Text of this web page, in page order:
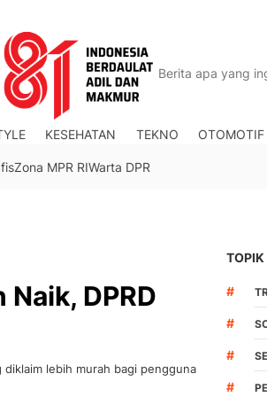
KESEHATAN TEKNO OTOMOTIF
Zona MPR RIWarta DPR
DPRD
lebih murah bagi pengguna
TOPIK
#
#
#
#